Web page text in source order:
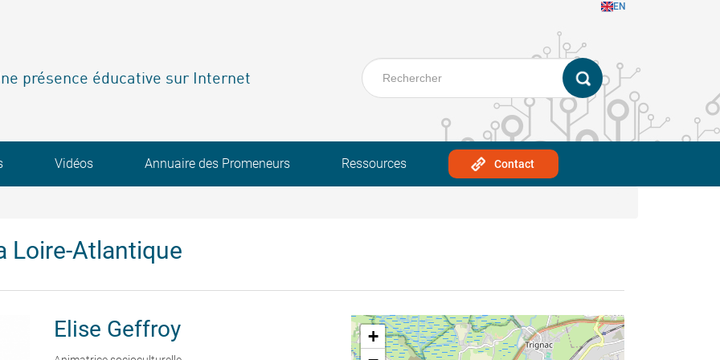
EN
présence éducative sur Internet
Vidéos Annuaire des Promeneurs Ressources Contact
Loire-Atlantique
Elise Geffroy
+